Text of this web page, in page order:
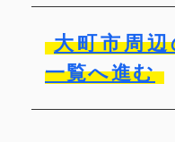
大町市周
一覧へ進む